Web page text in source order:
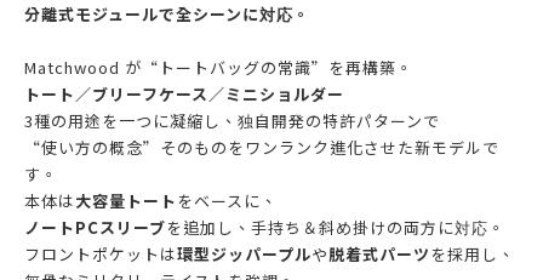
分離式モジュールで全シーンに対応。
Matchwood が“トートバッグの常識”を再構築。
トート／ブリーフケース／ミニショルダー
3種の用途を一つに凝縮し、独自開発の特許パターンで
“使い方の概念”そのものをワンランク進化させた新モデルで
す。
本体は大容量トート をベースに、
ノートPCスリーブを追加し、手持ち＆斜め掛けの両方に対応。
フロントポケットは環型ジッパープルや脱着式パーツ を採用し、